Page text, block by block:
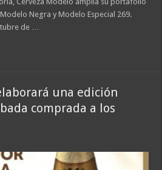
Negra y Modelo Especial 269.
de …
una edición
comprada a los